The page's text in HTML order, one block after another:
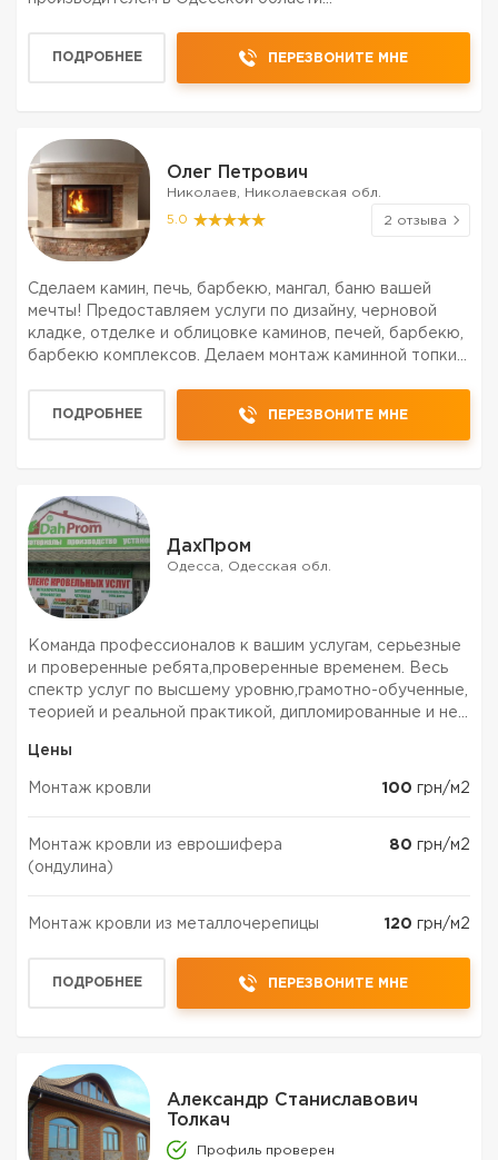
фотографии компании вы сможете ...
ПОДРОБНЕЕ ПЕРЕЗВОНИТЕ МНЕ
Олег Петрович
Николаев, Николаевская обл.
5.0 2 отзыва
Сделаем камин, печь, барбекю, мангал, баню вашей
мечты! Предоставляем услуги по дизайну, черновой
кладке, отделке и облицовке каминов, печей, барбекю,
барбекю комплексов. Делаем монтаж каминной топки и
че...
ПОДРОБНЕЕ ПЕРЕЗВОНИТЕ МНЕ
ДахПром
Одесса, Одесская обл.
Команда профессионалов к вашим услугам, серьезные
и проверенные ребята,проверенные временем. Весь
спектр услуг по высшему уровню,грамотно-обученные,
теорией и реальной практикой, дипломированные и не
мастера и прораба. ЗВОНИТЕ БЕЗ СОМНЕНИЙ
УЖЕ,ПРЯМО С...
Цены
Монтаж кровли 100 грн/м2
Монтаж кровли из еврошифера
(ондулина)
80 грн/м2
Монтаж кровли из металлочерепицы 120 грн/м2
ПОДРОБНЕЕ ПЕРЕЗВОНИТЕ МНЕ
Александр Станиславович
Толкач
Профиль проверен